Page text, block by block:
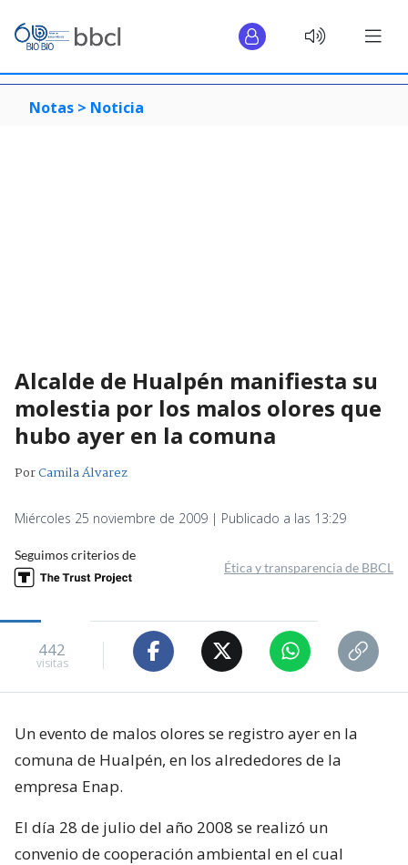
Notas > Noticia
Alcalde de Hualpén manifiesta su
molestia por los malos olores que
hubo ayer en la comuna
PorCamila Álvarez
Miércoles 25 noviembre de 2009 | Publicado a las 13:29
Seguimos criterios de
Ética y transparencia de BBCL
442
visitas
Un evento de malos olores se registro ayer en la
comuna de Hualpén, en los alrededores de la
empresa Enap.
El día 28 de julio del año 2008 se realizó un
convenio de cooperación ambiental en el cual